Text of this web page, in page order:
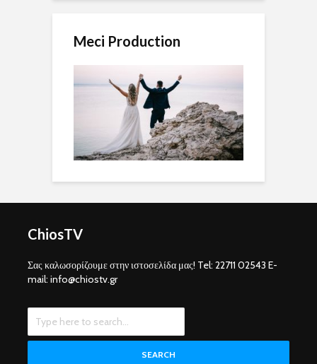
Meci Production
ChiosTV
Σας καλωσορίζουμε στην ιστοσελίδα μας! Tel: 22711 02543 E-
mail: info@chiostv.gr
SEARCH